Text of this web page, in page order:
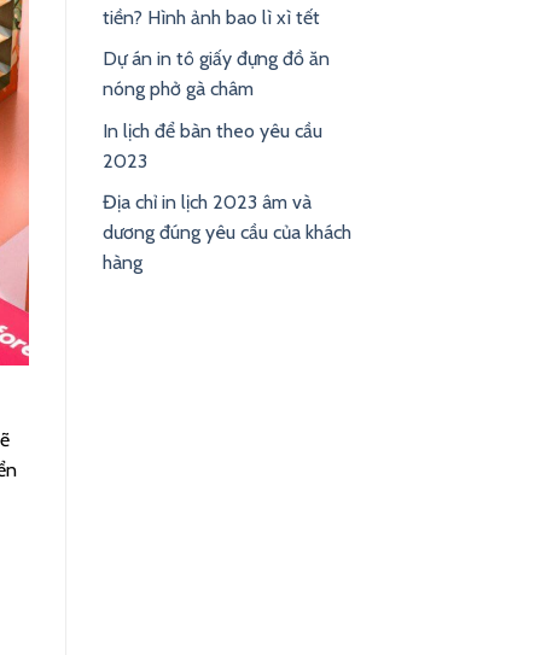
tiền? Hình ảnh bao lì xì tết
Dự án in tô giấy đựng đồ ăn
nóng phở gà châm
In lịch để bàn theo yêu cầu
2023
Địa chỉ in lịch 2023 âm và
dương đúng yêu cầu của khách
hàng